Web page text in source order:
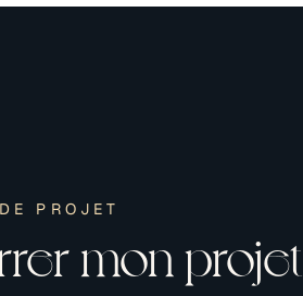
PROJET
mon projet